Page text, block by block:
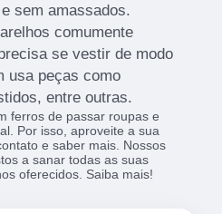
sem amassados.
comumente
se vestir de modo
usa peças como
entre outras.
ferros de passar roupas e
Por isso, aproveite a sua
e saber mais. Nossos
a sanar todas as suas
oferecidos. Saiba mais!